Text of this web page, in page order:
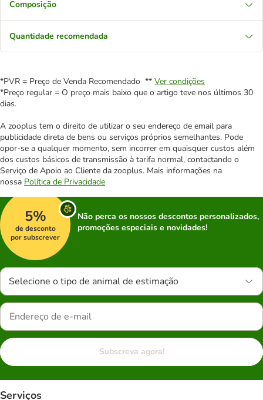
Composição
Quantidade recomendada
*PVR = Preço de Venda Recomendado ** Ver condições
*Preço regular = O preço mais baixo que o artigo teve nos últimos 30
dias.
A zooplus tem o direito de utilizar o seu endereço de email para
publicidade direta de bens ou serviços próprios semelhantes. Pode
opor-se a qualquer momento, sem incorrer em quaisquer custos além
dos custos básicos de transmissão à tarifa normal, contactando o
Serviço de Apoio ao Cliente da zooplus. Mais informações na
nossa Política de Privacidade
5%
de desconto
por subscrever
Não perca os nossos descontos personalizados,
promoções especiais e novidades!
Selecione o tipo de animal de estimação
Subscreva agora!
Serviços